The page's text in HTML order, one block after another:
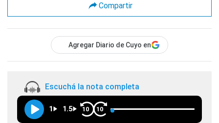
Compartir
Agregar Diario de Cuyo en
Escuchá la nota completa
1 1.5 10 10